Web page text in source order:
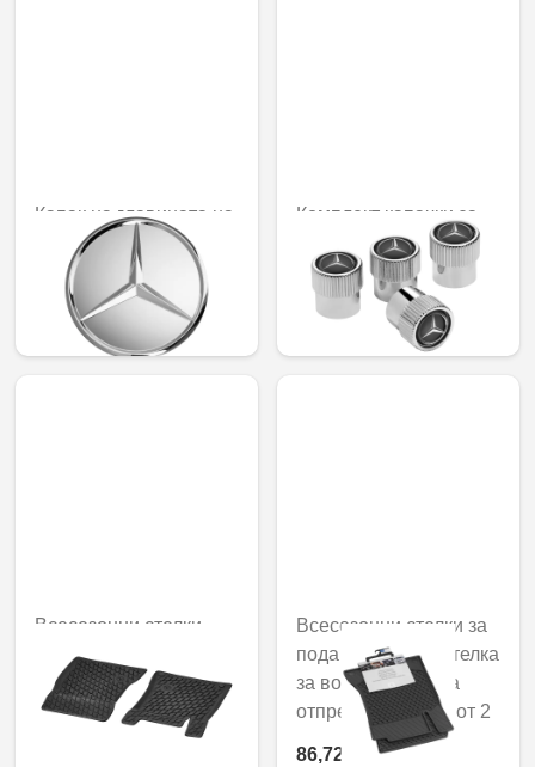
Капак на главината на
колелото, релефна
звезда
25,21 € / 49,31 лв.
Комплект капачки за
вентили, 4 части
35,40 € / 69,24 лв.
Всесезонни стелки
Dynamic Squares, за
водача/пътника
отпред, комплект от 2
Всесезонни стелки за
пода CLASSIC, Стелка
за водача/пътника
отпред, Комплект от 2
86,72 € /